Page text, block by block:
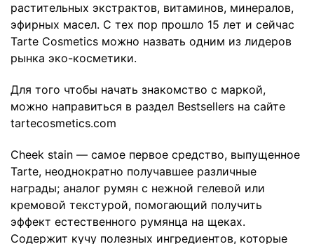
растительных экстрактов, витаминов, минералов,
эфирных масел. С тех пор прошло 15 лет и сейчас
Tarte Cosmetics можно назвать одним из лидеров
рынка эко-косметики.
Для того чтобы начать знакомство с маркой,
можно направиться в раздел Bestsellers на сайте
tartecosmetics.com
Cheek stain — самое первое средство, выпущенное
Tarte, неоднократно получавшее различные
награды; аналог румян с нежной гелевой или
кремовой текстурой, помогающий получить
эффект естественного румянца на щеках.
Содержит кучу полезных ингредиентов, которые